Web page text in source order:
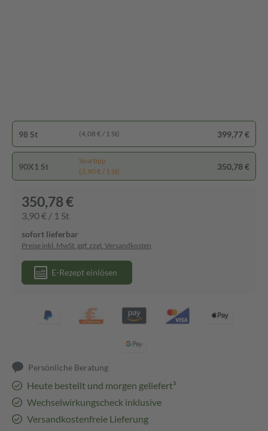
98 St (4,08 € / 1 St) 399,77 €
90X1 St
Spartipp
(3,90 € / 1 St)
350,78 €
350,78 €
3,90 € / 1 St
sofort lieferbar
Preise inkl. MwSt. ggf. zzgl. Versandkosten
E-Rezept einlösen
Persönliche Beratung
Heute bestellt und morgen geliefert³
Wechselwirkungscheck inklusive
Versandkostenfreie Lieferung